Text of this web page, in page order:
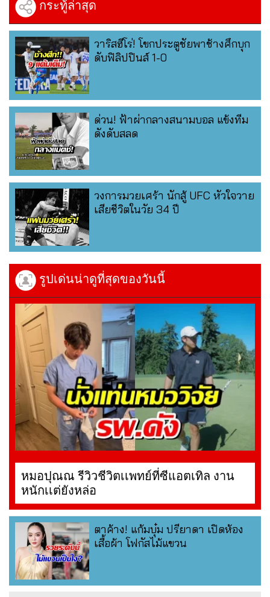
กระทู้ล่าสุด
วาริสฮีโร่! โขกประตูชัยพาช้างศึกบุก
ดับฟิลิปปินส์ 1-0
ด่วน! ฟ้าผ่ากลางสนามบอล แข้งทีม
ดังดับสลด
วงการมวยเศร้า นักสู้ UFC หัวใจวาย
เสียชีวิตในวัย 34 ปี
รูปเด่นน่าดูที่สุดของวันนี้
หมอปุณณ รีวิวชีวิตเเพทย์ที่ซีแอตเทิล งาน
หนักเเต่ยังหล่อ
ตาค้าง! แก้มบุ๋ม ปรียาดา เปิดห้อง
เสื้อผ้า โฟกัสไม้แขวน